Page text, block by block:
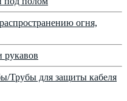
огня,
рукавов
Трубы для защиты кабеля